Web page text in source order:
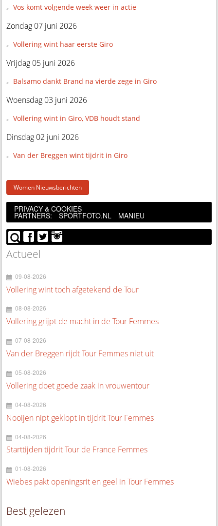
Vos komt volgende week weer in actie
Zondag 07 juni 2026
Vollering wint haar eerste Giro
Vrijdag 05 juni 2026
Balsamo dankt Brand na vierde zege in Giro
Woensdag 03 juni 2026
Vollering wint in Giro, VDB houdt stand
Dinsdag 02 juni 2026
Van der Breggen wint tijdrit in Giro
Women Nieuwsberichten
PRIVACY & COOKIES
PARTNERS: SPORTFOTO.NL MANIEU
Actueel
09-08-2026
Vollering wint toch afgetekend de Tour
08-08-2026
Vollering grijpt de macht in de Tour Femmes
07-08-2026
Van der Breggen rijdt Tour Femmes niet uit
05-08-2026
Vollering doet goede zaak in vrouwentour
04-08-2026
Nooijen nipt geklopt in tijdrit Tour Femmes
04-08-2026
Starttijden tijdrit Tour de France Femmes
01-08-2026
Wiebes pakt openingsrit en geel in Tour Femmes
Best gelezen